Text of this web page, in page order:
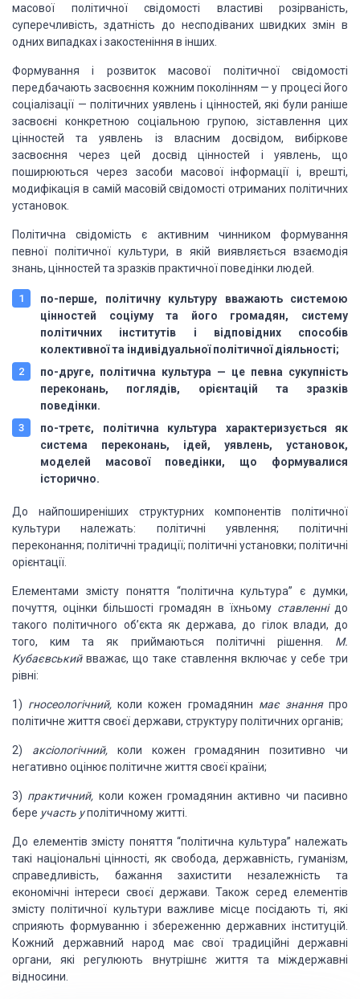
масової політичної свідомості властиві розірваність,
суперечливість, здатність до несподіваних швидких змін в
одних випадках і закостеніння в інших.
Формування і розвиток масової політичної свідомості
передбачають засвоєння кожним поколінням — у процесі його
соціалізації — політичних уявлень і цінностей, які були раніше
засвоєні конкретною соціальною групою, зіставлення цих
цінностей та уявлень із власним досвідом, вибіркове
засвоєння через цей досвід цінностей і уявлень, що
поширюються через засоби масової інформації і, врешті,
модифікація в самій масовій свідомості отриманих політичних
установок.
Політична свідомість є активним чинником формування
певної політичної культури, в якій виявляється взаємодія
знань, цінностей та зразків практичної поведінки людей.
по-перше, політичну культуру вважають системою
цінностей соціуму та його громадян, систему
політичних інститутів і відповідних способів
колективної та індивідуальної політичної діяльності;
по-друге, політична культура — це певна сукупність
переконань, поглядів, орієнтацій та зразків
поведінки.
по-третє, політична культура характеризується як
система переконань, ідей, уявлень, установок,
моделей масової поведінки, що формувалися
історично.
До найпоширеніших структурних компонентів політичної
культури належать: політичні уявлення; політичні
переконання; політичні традиції; політичні установки; політичні
орієнтації.
Елементами змісту поняття “політична культура” є думки,
почуття, оцінки більшості громадян в їхньому ставленні до
такого політичного об’єкта як держава, до гілок влади, до
того, ким та як приймаються політичні рішення. М.
Кубаєвський вважає, що таке ставлення включає у себе три
рівні:
1) гносеологічний,коли кожен громадянин має знанняпро
політичне життя своєї держави, структуру політичних органів;
2) аксіологічний, коли кожен громадянин позитивно чи
негативно оцінює політичне життя своєї країни;
3) практичний, коли кожен громадянин активно чи пасивно
бере участь уполітичному житті.
До елементів змісту поняття “політична культура” належать
такі національні цінності, як свобода, державність, гуманізм,
справедливість, бажання захистити незалежність та
економічні інтереси своєї держави. Також серед елементів
змісту політичної культури важливе місце посідають ті, які
сприяють формуванню і збереженню державних інституцій.
Кожний державний народ має свої традиційні державні
органи, які регулюють внутрішнє життя та міждержавні
відносини.